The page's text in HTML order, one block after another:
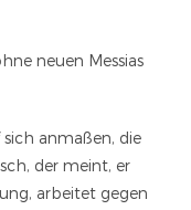
neuen Messias
anmaßen, die
der meint, er
arbeitet gegen